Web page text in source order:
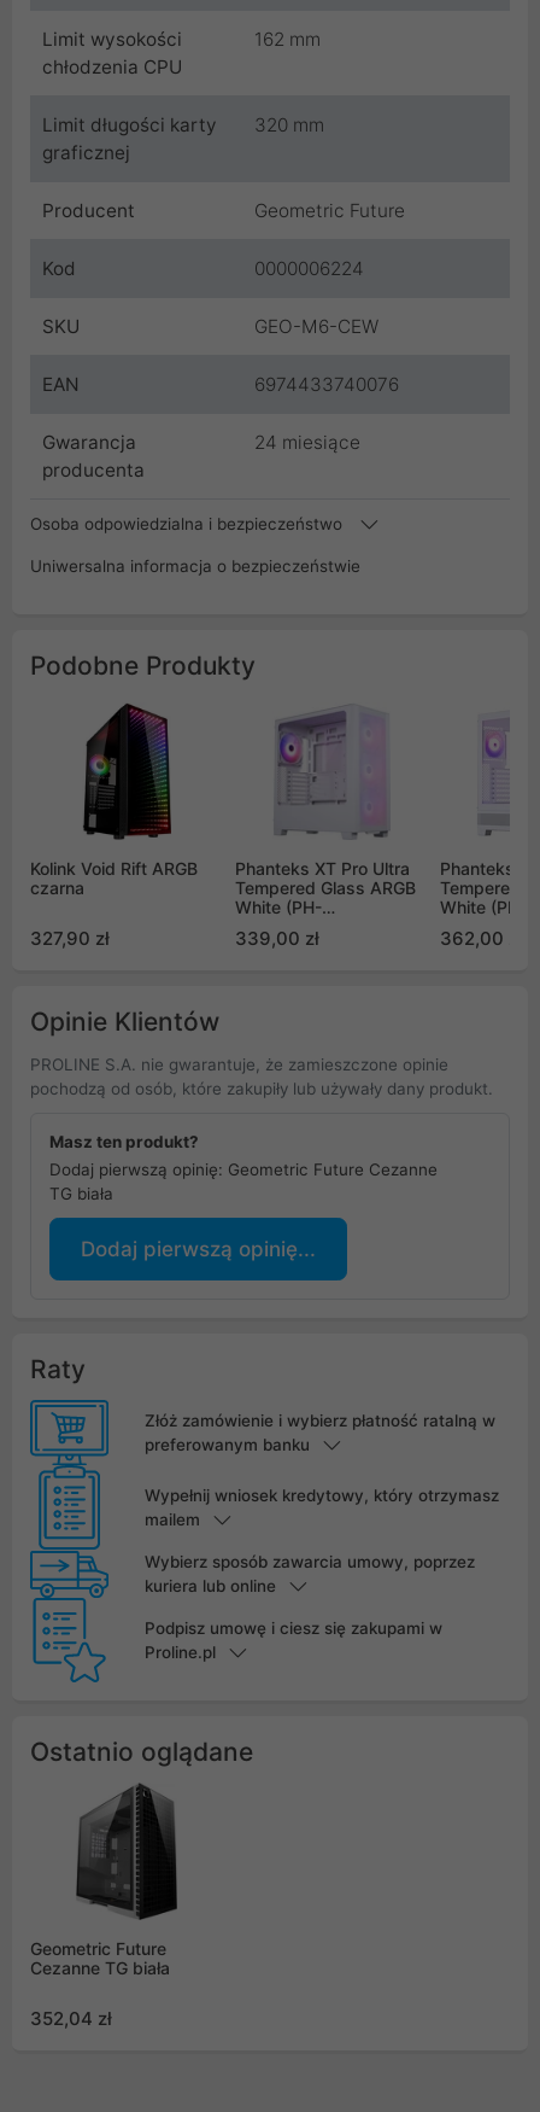
Limit wysokości
chłodzenia CPU
162 mm
Limit długości karty
graficznej
320 mm
Producent Geometric Future
Kod 0000006224
SKU GEO-M6-CEW
EAN 6974433740076
Gwarancja
producenta
24 miesiące
Osoba odpowiedzialna i bezpieczeństwo
Uniwersalna informacja o bezpieczeństwie
Podobne Produkty
Kolink Void Rift ARGB
czarna
327,90 zł
Phanteks XT Pro Ultra
Tempered Glass ARGB
White (PH-
339,00 zł
Phanteks
Tempered
White (PH-
362,00 zł
Opinie Klientów
PROLINE S.A. nie gwarantuje, że zamieszczone opinie
pochodzą od osób, które zakupiły lub używały dany produkt.
Masz ten produkt?
Dodaj pierwszą opinię: Geometric Future Cezanne
TG biała
Dodaj pierwszą opinię...
Raty
Złóż zamówienie i wybierz płatność ratalną w
preferowanym banku
Wypełnij wniosek kredytowy, który otrzymasz
mailem
Wybierz sposób zawarcia umowy, poprzez
kuriera lub online
Podpisz umowę i ciesz się zakupami w
Proline.pl
Ostatnio oglądane
Geometric Future
Cezanne TG biała
352,04 zł